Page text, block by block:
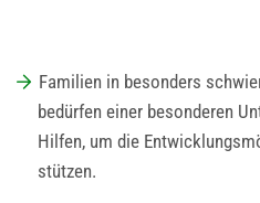
Familien in besonders
bedürfen einer besonderen
Hilfen, um die
stützen.